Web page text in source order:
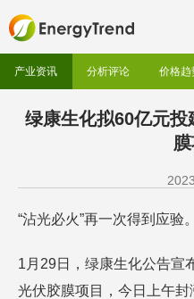
产业资讯 分析评论 价格趋
绿康生化拟60亿元
膜
“沾光必火”再一次得到应验。
1月29日，绿康生化公告宣
光伏胶膜项目，今日上午封